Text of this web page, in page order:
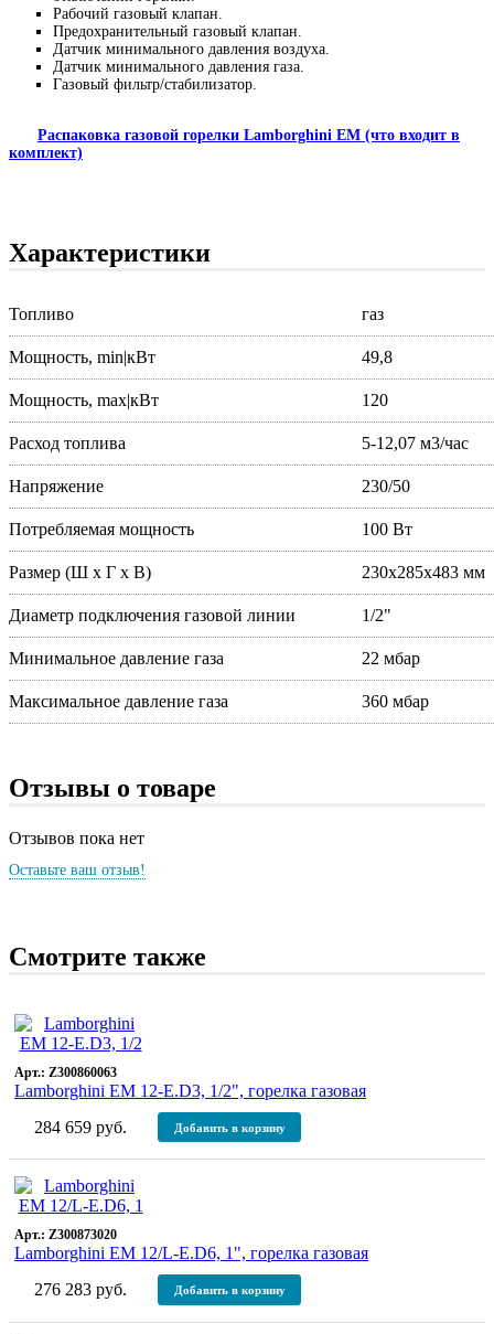
Рабочий газовый клапан.
Предохранительный газовый клапан.
Датчик минимального давления воздуха.
Датчик минимального давления газа.
Газовый фильтр/стабилизатор.
Распаковка газовой горелки Lamborghini EM (что входит в
комплект)
Характеристики
Топливо газ
Мощность, min|кВт 49,8
Мощность, max|кВт 120
Расход топлива 5-12,07 м3/час
Напряжение 230/50
Потребляемая мощность 100 Вт
Размер (Ш х Г х В) 230х285х483 мм
Диаметр подключения газовой линии 1/2"
Минимальное давление газа 22 мбар
Максимальное давление газа 360 мбар
Отзывы о товаре
Отзывов пока нет
Оставьте ваш отзыв!
Смотрите также
Арт.: Z300860063
Lamborghini EM 12-Е.D3, 1/2", горелка газовая
284 659 руб.
Добавить в корзину
Арт.: Z300873020
Lamborghini EM 12/L-Е.D6, 1", горелка газовая
276 283 руб.
Добавить в корзину